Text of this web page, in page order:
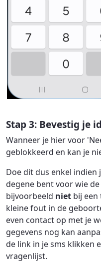
Stap 3: Bevestig je
Wanneer je hier voor
geblokkeerd en kan je
Doe dit dus enkel
degene bent voor wie
bijvoorbeeld niet bij
kleine fout in de
even contact op met je
gegevens nog kan
de link in je sms klikken
vragenlijst.